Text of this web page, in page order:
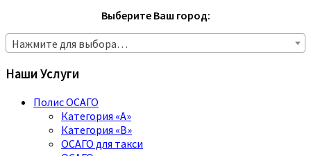
Выберите Ваш город:
Нажмите для выбора…
Наши Услуги
Полис ОСАГО
Категория «A»
Категория «B»
ОСАГО для такси